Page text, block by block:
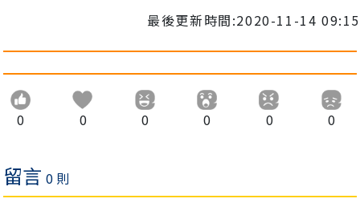
最後更新時間:2020-11-14 09:15
0 0 0 0 0 0